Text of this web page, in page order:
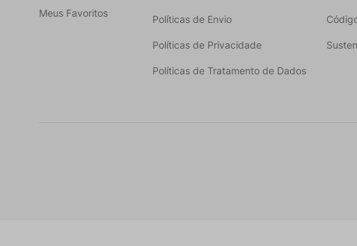
Meus Favoritos
Políticas de Envio
Políticas de Privacidade
Políticas de Tratamento de Dados